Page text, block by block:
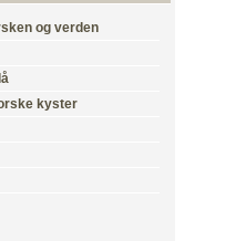
og verden
kyster